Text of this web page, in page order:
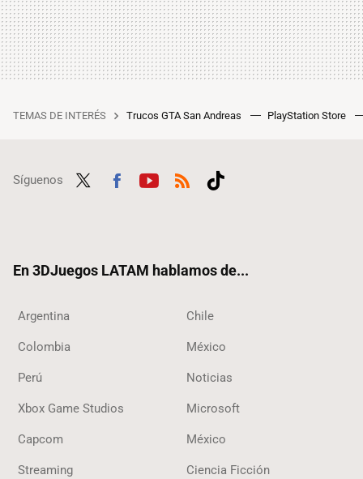
TEMAS DE INTERÉS Trucos GTA San Andreas PlayStation Store
Síguenos
En 3DJuegos LATAM hablamos de...
Argentina Chile
Colombia México
Perú Noticias
Xbox Game Studios Microsoft
Capcom México
Streaming Ciencia Ficción